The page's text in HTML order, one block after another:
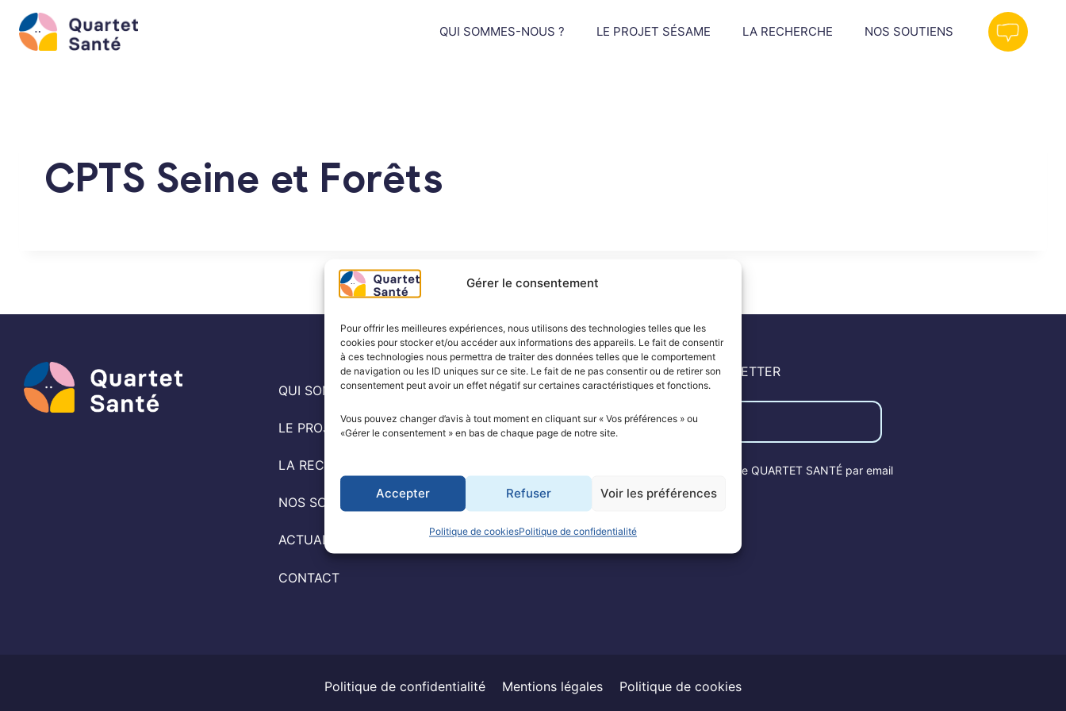
Gérer le consentement
Pour offrir les meilleures expériences, nous utilisons des technologies telles que les
cookies pour stocker et/ou accéder aux informations des appareils. Le fait de consentir
à ces technologies nous permettra de traiter des données telles que le comportement
de navigation ou les ID uniques sur ce site. Le fait de ne pas consentir ou de retirer son
consentement peut avoir un effet négatif sur certaines caractéristiques et fonctions.
Vous pouvez changer d’avis à tout moment en cliquant sur « Vos préférences » ou
«Gérer le consentement » en bas de chaque page de notre site.
Accepter Refuser Voir les préférences
Politique de cookiesPolitique de confidentialité
contenu
QUI SOMMES-NOUS ? LE PROJET SÉSAME LA RECHERCHE NOS SOUTIENS
CPTS Seine et Forêts
QUI SOMMES-NOUS ?
LE PROJET SÉSAME
LA RECHERCHE
NOS SOUTIENS
ACTUALITÉS
CONTACT
ABONNEZ-VOUS À NOTRE NEWSLETTER
J’accepte de recevoir la newsletter de QUARTET SANTÉ par email
Politique de confidentialité Mentions légales Politique de cookies